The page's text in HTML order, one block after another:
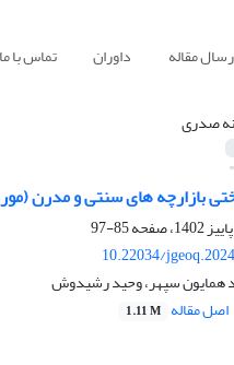
مقاله داوران تماس با ما
صدری
های سنتی و مدرن (مورد
85-97
10.22034/
همایون سپهر، وحید رشیدوش
اصل مقاله 1.11 M